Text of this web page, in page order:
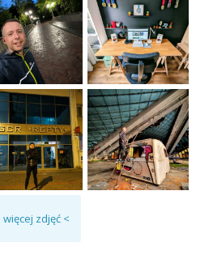
więcej zdjęć <